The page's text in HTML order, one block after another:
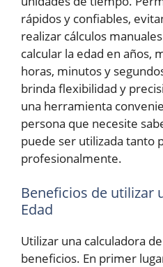
rápidos y confiables,
realizar cálculos
calcular la edad en años,
horas, minutos y
brinda flexibilidad y
una herramienta
persona que necesite
puede ser utilizada tanto
profesionalmente.
Beneficios de utilizar
Edad
Utilizar una calculadora
beneficios. En primer